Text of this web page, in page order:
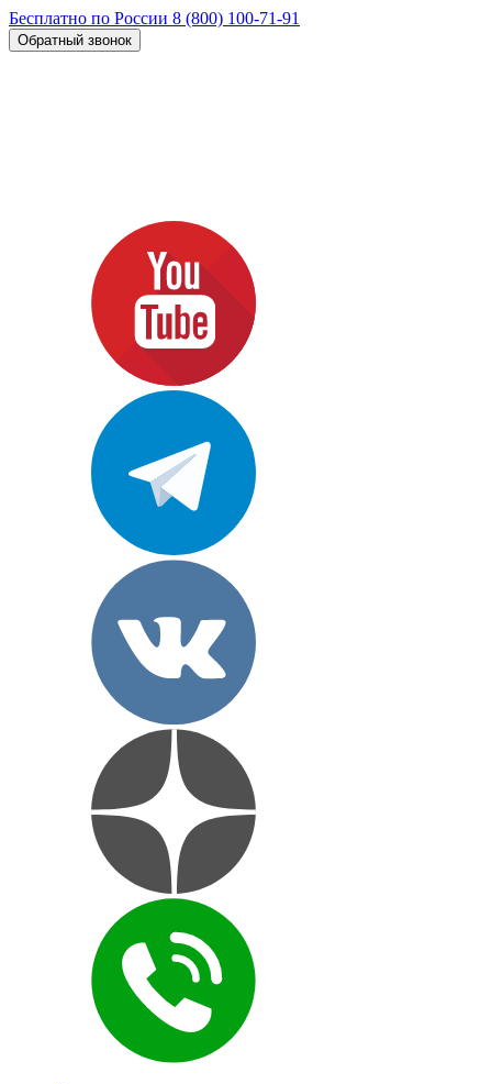
Бесплатно по России 8 (800) 100-71-91
Обратный звонок